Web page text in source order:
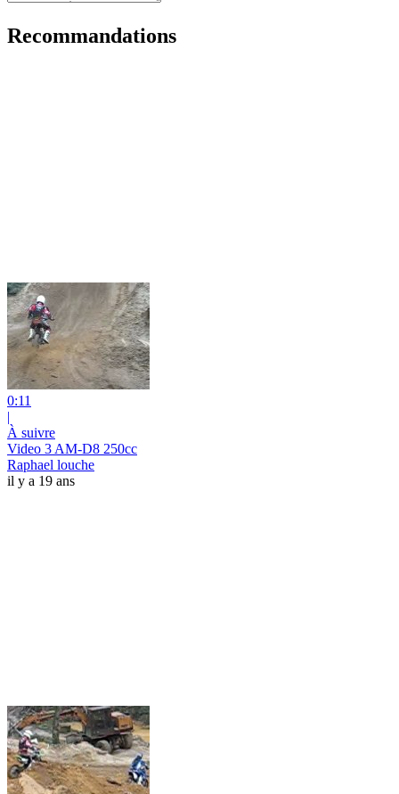
Recommandations
0:11
|
À suivre
Video 3 AM-D8 250cc
Raphael louche
il y a 19 ans